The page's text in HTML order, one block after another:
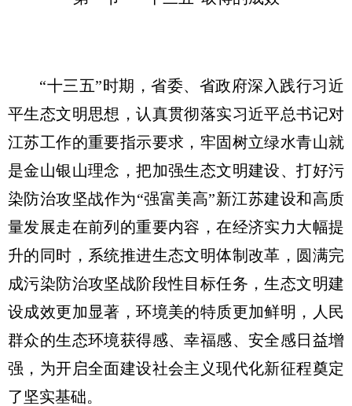
“十三五”时期，省委、省政府深入践行习近
平生态文明思想，认真贯彻落实习近平总书记对
江苏工作的重要指示要求，牢固树立绿水青山就
是金山银山理念，把加强生态文明建设、打好污
染防治攻坚战作为“强富美高”新江苏建设和高质
量发展走在前列的重要内容，在经济实力大幅提
升的同时，系统推进生态文明体制改革，圆满完
成污染防治攻坚战阶段性目标任务，生态文明建
设成效更加显著，环境美的特质更加鲜明，人民
群众的生态环境获得感、幸福感、安全感日益增
强，为开启全面建设社会主义现代化新征程奠定
了坚实基础。